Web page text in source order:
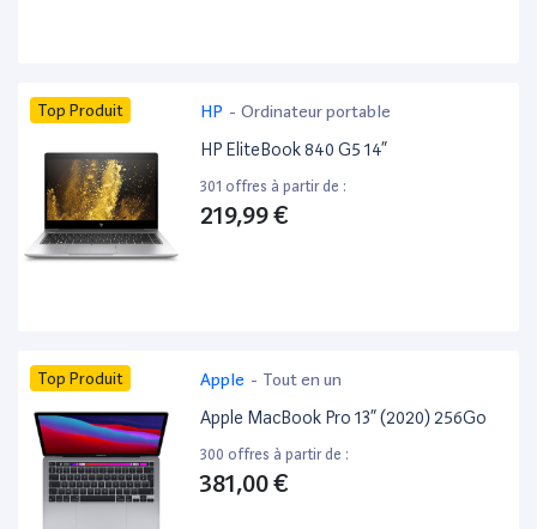
Top Produit HP - Ordinateur portable
HP EliteBook 840 G5 14”
301 offres à partir de :
219,99 €
Top Produit Apple - Tout en un
Apple MacBook Pro 13” (2020) 256Go
300 offres à partir de :
381,00 €